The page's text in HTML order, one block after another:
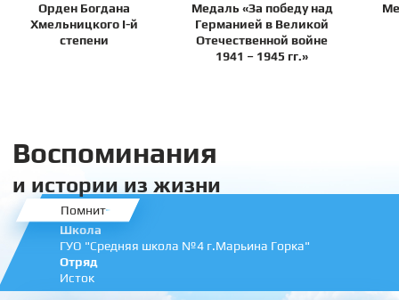
Орден Богдана
Хмельницкого I-й
степени
Медаль «За победу над
Германией в Великой
Отечественной войне
1941 – 1945 гг.»
Воспоминания
и истории из жизни
Помнит
Школа
ГУО "Средняя школа №4 г.Марьина Горка"
Отряд
Исток